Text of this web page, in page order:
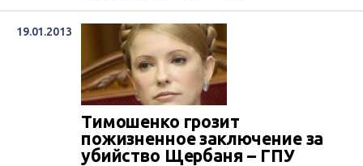
19.01.2013
Тимошенко грозит
пожизненное заключение за
убийство Щербаня – ГПУ